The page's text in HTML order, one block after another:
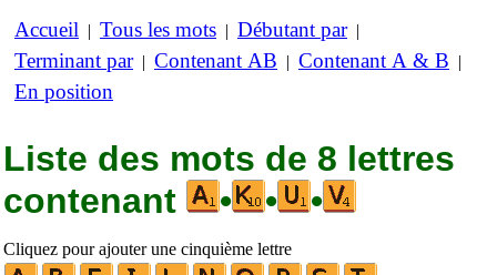
Accueil | Tous les mots | Débutant par|
Terminant par| Contenant AB | Contenant A & B |
En position
Liste des mots de 8 lettres
contenant
• • •
Cliquez pour ajouter une cinquième lettre